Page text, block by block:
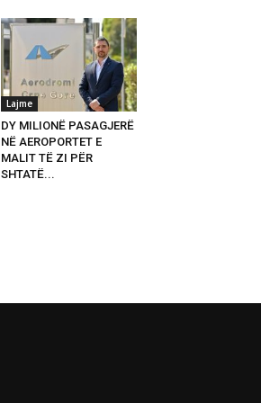
Lajme
DY MILIONË PASAGJERË
NË AEROPORTET E
MALIT TË ZI PËR
SHTATË...